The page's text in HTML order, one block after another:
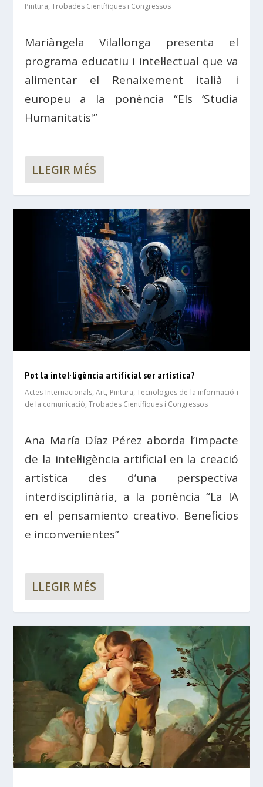
Pintura,Trobades Científiques i Congressos
Mariàngela Vilallonga presenta el
programa educatiu i intel·lectual que va
alimentar el Renaixement italià i
europeu a la ponència “Els ‘Studia
Humanitatis'”
LLEGIR MÉS
Pot la intel·ligència artificial ser artística?
Actes Internacionals,Art, Pintura,Tecnologies de la informació i
de la comunicació,Trobades Científiques i Congressos
Ana María Díaz Pérez aborda l’impacte
de la intel·ligència artificial en la creació
artística des d’una perspectiva
interdisciplinària, a la ponència “La IA
en el pensamiento creativo. Beneficios
e inconvenientes”
LLEGIR MÉS